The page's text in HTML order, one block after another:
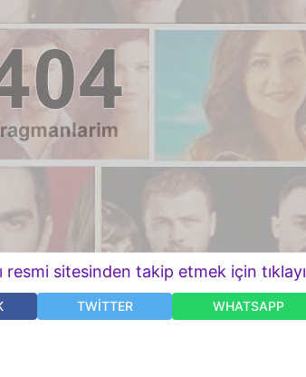
resmi sitesinden takip etmek için
TWITTER WHATSAPP